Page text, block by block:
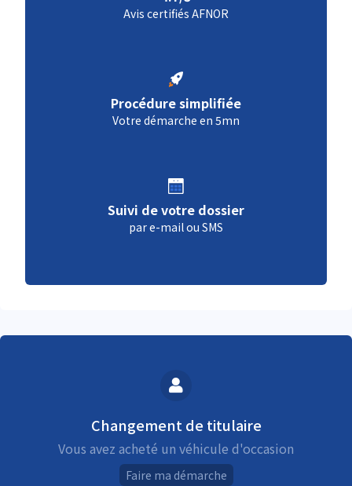
Avis certifiés AFNOR
Procédure simplifiée
Votre démarche en 5mn
Suivi de votre dossier
par e-mail ou SMS
Changement de titulaire
Vous avez acheté un véhicule d'occasion
Faire ma démarche